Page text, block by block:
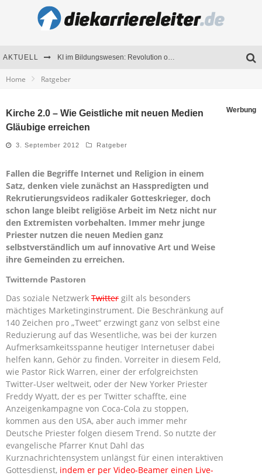
AKTUELL KI im Bildungswesen: Revolution oder Risiko für Schulen und Universitäten?
Home Ratgeber
Kirche 2.0 – Wie Geistliche mit neuen Medien
Gläubige erreichen
Werbung
3. September 2012 Ratgeber
Fallen die Begriffe Internet und Religion in einem
Satz, denken viele zunächst an Hasspredigten und
Rekrutierungsvideos radikaler Gotteskrieger, doch
schon lange bleibt religiöse Arbeit im Netz nicht nur
den Extremisten vorbehalten. Immer mehr junge
Priester nutzen die neuen Medien ganz
selbstverständlich um auf innovative Art und Weise
ihre Gemeinden zu erreichen.
Twitternde Pastoren
Das soziale Netzwerk Twitter gilt als besonders
mächtiges Marketinginstrument. Die Beschränkung auf
140 Zeichen pro „Tweet“ erzwingt ganz von selbst eine
Reduzierung auf das Wesentliche, was bei der kurzen
Aufmerksamkeitsspanne heutiger Internetuser dabei
helfen kann, Gehör zu finden. Vorreiter in diesem Feld,
wie Pastor Rick Warren, einer der erfolgreichsten
Twitter-User weltweit, oder der New Yorker Priester
Freddy Wyatt, der es per Twitter schaffte, eine
Anzeigenkampagne von Coca-Cola zu stoppen,
kommen aus den USA, aber auch immer mehr
Deutsche Priester folgen diesem Trend. So nutzte der
evangelische Pfarrer Knut Dahl das
Kurznachrichtensystem unlängst für einen interaktiven
Gottesdienst, indem er per Video-Beamer einen Live-